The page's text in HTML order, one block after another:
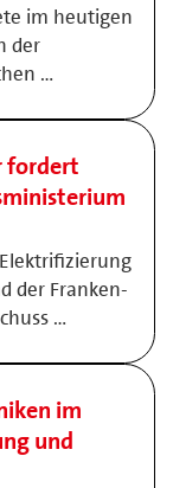
im heutigen
der
…
fordert
der Franken-
…
im
und